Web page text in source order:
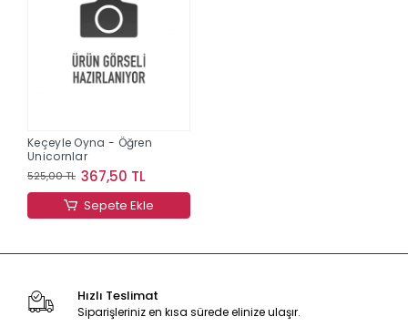
Keçeyle Oyna - Öğren
Unicornlar
525,00 TL 367,50 TL
Sepete Ekle
Hızlı Teslimat
Siparişleriniz en kısa sürede elinize ulaşır.